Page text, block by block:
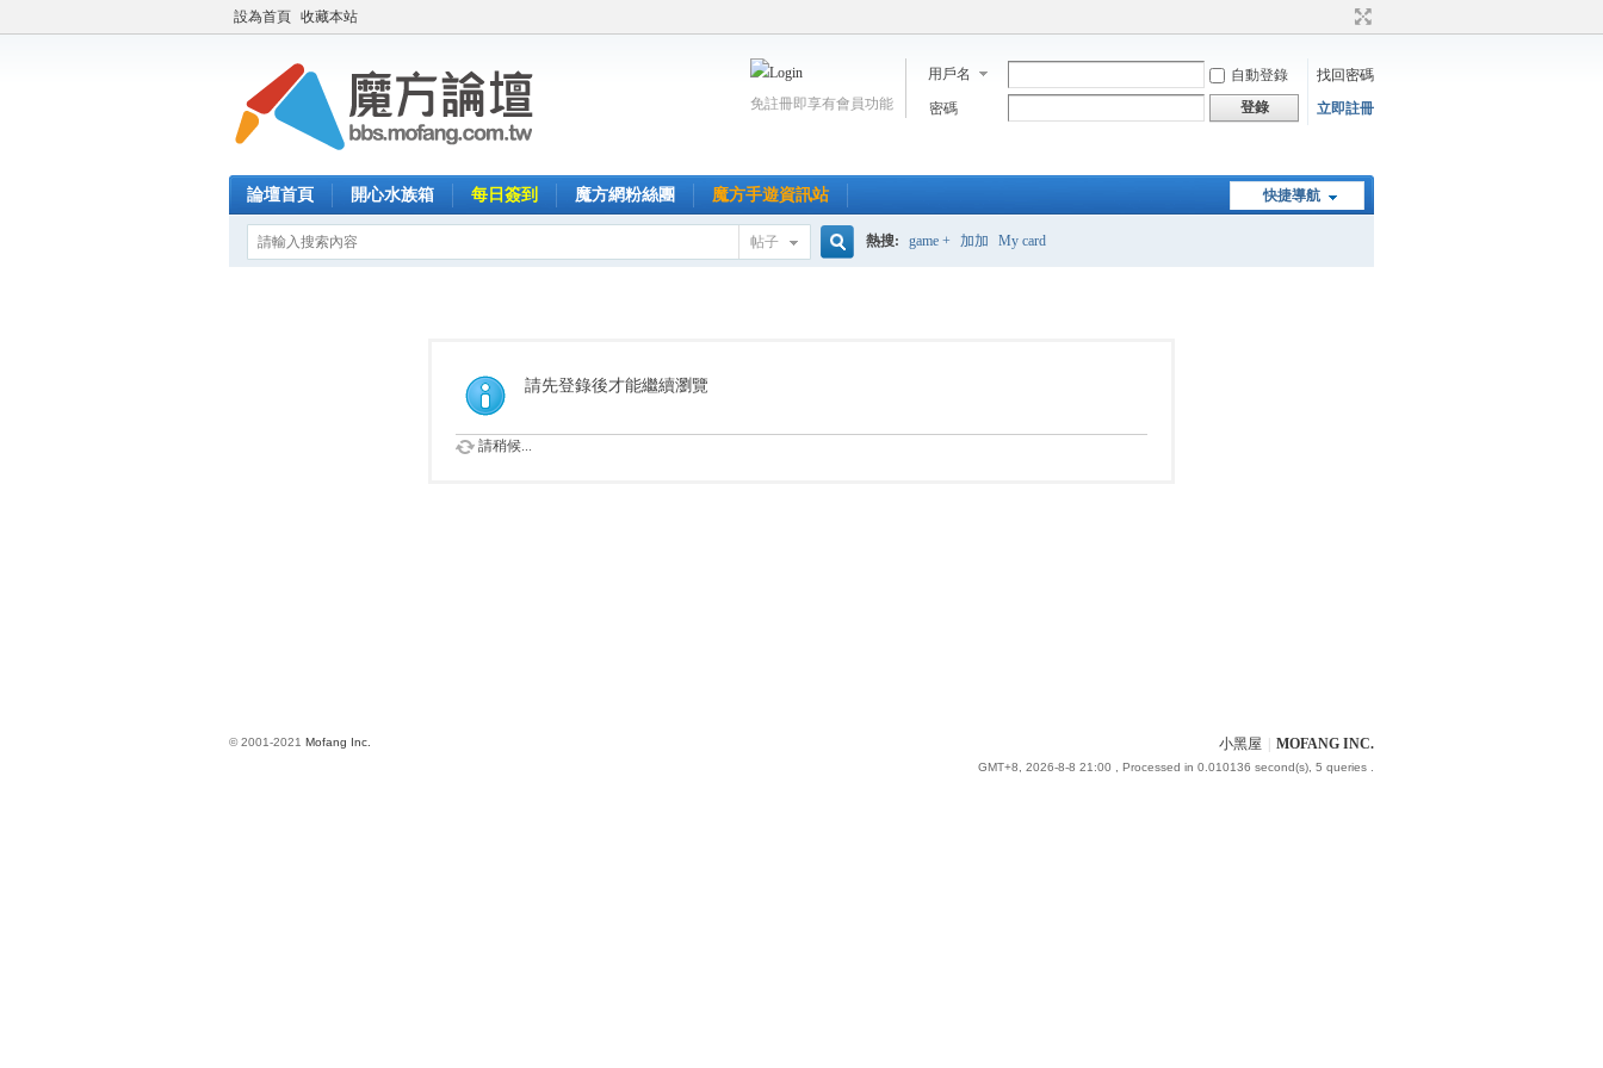
設為首頁 收藏本站
用戶名 自動登錄
找回密碼
密碼
登錄 立即註冊
免註冊即享有會員功能
快捷導航
論壇首頁 開心水族箱 每日簽到 魔方網粉絲團 魔方手遊資訊站
帖子 熱搜: game + 加加 My card
請先登錄後才能繼續瀏覽
請稍候...
小黑屋 MOFANG INC.
GMT+8, 2026-8-8 21:00 , Processed in 0.010136 second(s), 5 queries .
© 2001-2021 Mofang Inc.